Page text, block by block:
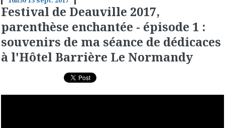
Festival de Deauville 2017,
parenthèse enchantée - épisode 1 :
souvenirs de ma séance de dédicaces
à l'Hôtel Barrière Le Normandy